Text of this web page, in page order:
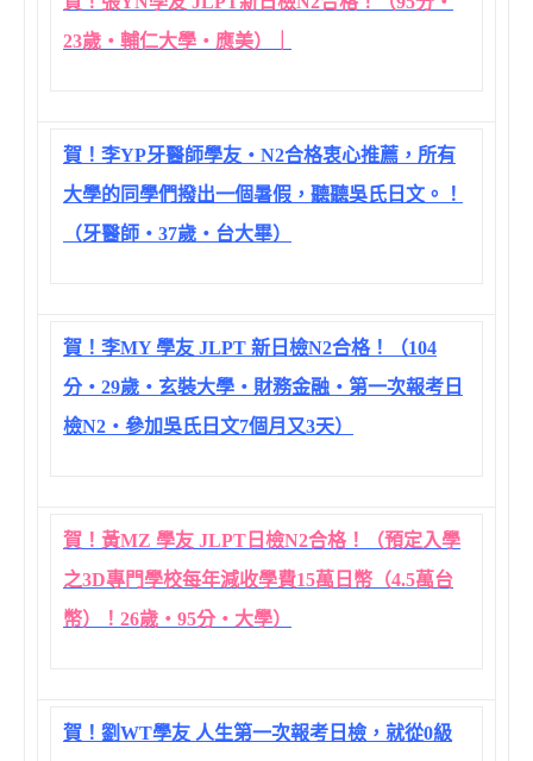
23歲‧輔仁大學‧應美）｜
賀！李YP牙醫師學友‧N2合格衷心推薦，所有
大學的同學們撥出一個暑假，聽聽吳氏日文。！
（牙醫師‧37歲‧台大畢）
賀！李MY 學友 JLPT 新日檢N2合格！（104
分‧29歲‧玄裝大學‧財務金融‧第一次報考日
檢N2‧參加吳氏日文7個月又3天）
賀！黃MZ 學友 JLPT日檢N2合格！（預定入學
之3D專門學校每年減收學費15萬日幣（4.5萬台
幣）！26歲‧95分‧大學）
賀！劉WT學友 人生第一次報考日檢，就從0級